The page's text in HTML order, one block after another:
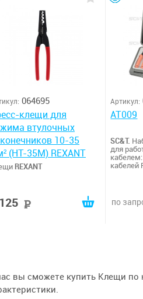
064695
клещи для
втулочных
10-35
(HT-35M) REXANT
REXANT
Артикул:
AT009
SC&T.
для
кабелей
по
вы сможете купить Клещи по